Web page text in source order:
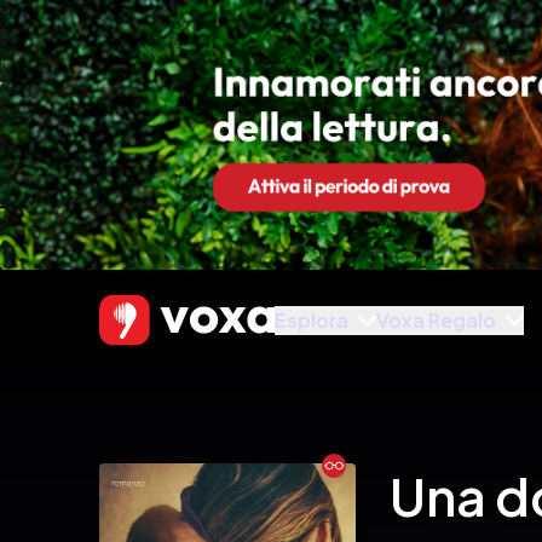
Esplora Voxa Regalo
Ebook Una